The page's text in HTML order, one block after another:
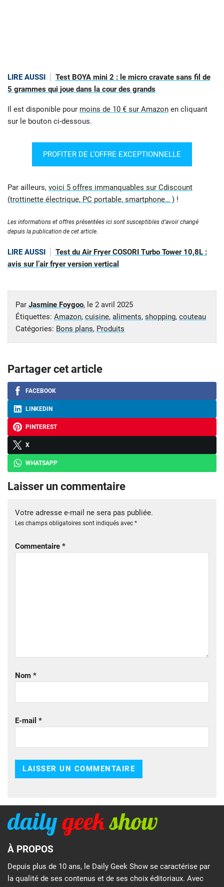
LIRE AUSSI
Test BOYA mini 2 : le micro cravate sans fil de
5 grammes qui joue dans la cour des grands
Il est disponible pour moins de 10 € sur Amazon en cliquant
sur le bouton ci-dessous.
PROFITER DE L’OFFRE EXCEPTIONNELLE
Par ailleurs, voici 5 offres immanquables sur Cdiscount
(trottinette électrique, PC portable, smartphone… ) !
Les informations et offres présentées ici sont susceptibles d’avoir changé
depuis la publication de cet article.
LIRE AUSSI
Test du Air Fryer COSORI Turbo Tower 10,8L :
avis sur l’air fryer version vertical
Par Jasmine Foygoo, le 2 avril 2025
Étiquettes: Amazon, cuisine, aliments, shopping, couteau
Catégories: Bons plans, Produits
Partager cet article
FACEBOOK
LINKEDIN
PINTEREST
X
WHATSAPP
Laisser un commentaire
Votre adresse e-mail ne sera pas publiée.
Les champs obligatoires sont indiqués avec *
Commentaire *
Nom *
E-mail *
À PROPOS
Depuis plus de 10 ans, le Daily Geek Show se caractérise par
la qualité de ses contenus et de ses choix éditoriaux. Avec